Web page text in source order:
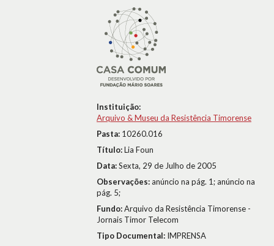
Instituição:
Arquivo & Museu da Resistência Timorense
Pasta: 10260.016
Título:Lia Foun
Data:Sexta, 29 de Julho de 2005
Observações:anúncio na pág. 1; anúncio na
pág. 5;
Fundo:Arquivo da Resistência Timorense -
Jornais Timor Telecom
Tipo Documental: IMPRENSA